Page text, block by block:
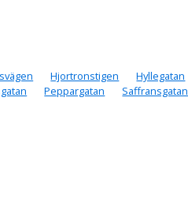
Hjortronstigen Hyllegatan
Peppargatan Saffransgatan